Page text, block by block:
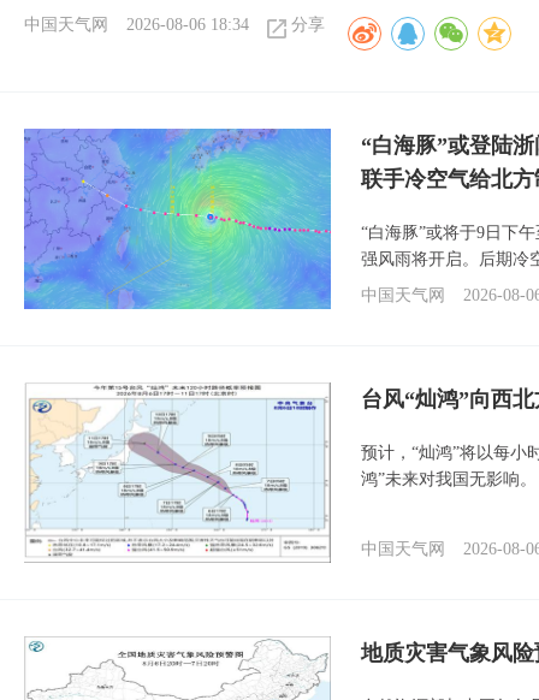
中国天气网 2026-08-06 18:34 分享
“白海豚”或登陆
联手冷空气给北
“白海豚”或将于9日下
强风雨将开启。后期冷
中国天气网
2026-08-
台风“灿鸿”向西
预计，“灿鸿”将以每小
鸿”未来对我国无影响。
中国天气网 2026-08-
地质灾害气象风